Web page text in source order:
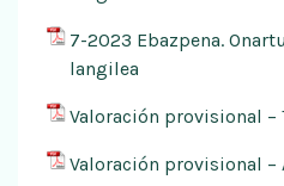
7-2023 Ebazpena.
langilea
Valoración provisional –
Valoración provisional